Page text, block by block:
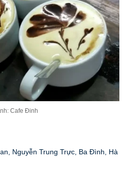
Cafe Đinh
Nguyễn Trung Trực, Ba Đình, Hà